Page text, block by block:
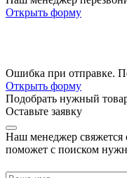
Открыть форму
Ошибка при отправке.
Открыть форму
Подобрать нужный
Оставьте заявку
Наш менеджер свяжется
поможет с поиском